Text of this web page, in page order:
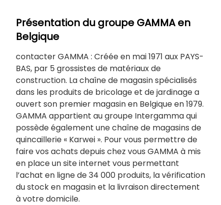
Présentation du groupe GAMMA en
Belgique
contacter GAMMA : Créée en mai 1971 aux PAYS-
BAS, par 5 grossistes de matériaux de
construction. La chaîne de magasin spécialisés
dans les produits de bricolage et de jardinage a
ouvert son premier magasin en Belgique en 1979.
GAMMA appartient au groupe Intergamma qui
possède également une chaîne de magasins de
quincaillerie « Karwei ». Pour vous permettre de
faire vos achats depuis chez vous GAMMA à mis
en place un site internet vous permettant
l’achat en ligne de 34 000 produits, la vérification
du stock en magasin et la livraison directement
à votre domicile.